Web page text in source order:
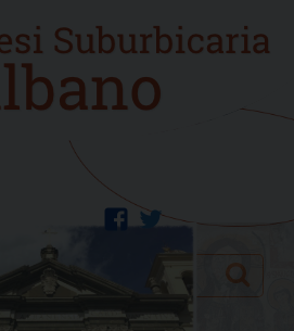
twitter
facebook
Search